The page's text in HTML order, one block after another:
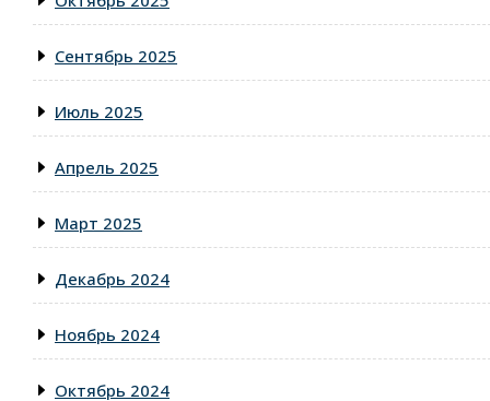
Сентябрь 2025
Июль 2025
Апрель 2025
Март 2025
Декабрь 2024
Ноябрь 2024
Октябрь 2024